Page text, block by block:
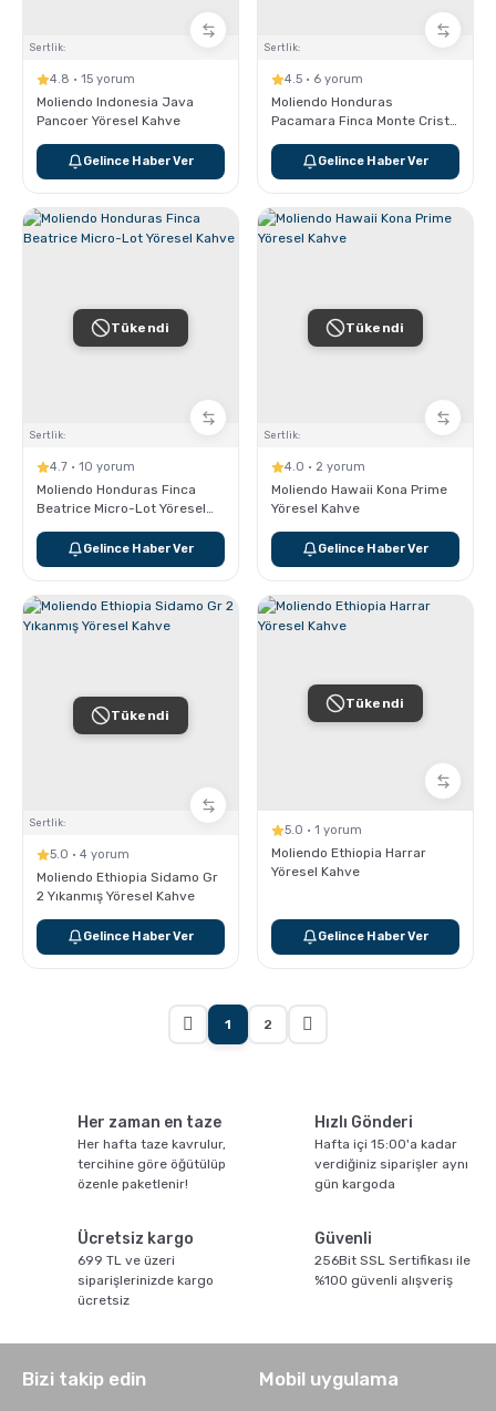
Sertlik:
4.8 · 15 yorum
Moliendo Indonesia Java
Pancoer Yöresel Kahve
Gelince Haber Ver
Sertlik:
4.5 · 6 yorum
Moliendo Honduras
Pacamara Finca Monte Cristo
Gelince Haber Ver
Tükendi
Sertlik:
4.7 · 10 yorum
Moliendo Honduras Finca
Beatrice Micro-Lot Yöresel
Gelince Haber Ver
Tükendi
Sertlik:
4.0 · 2 yorum
Moliendo Hawaii Kona Prime
Yöresel Kahve
Gelince Haber Ver
Tükendi
Sertlik:
5.0 · 4 yorum
Moliendo Ethiopia Sidamo Gr
2 Yıkanmış Yöresel Kahve
Gelince Haber Ver
Tükendi
5.0 · 1 yorum
Moliendo Ethiopia Harrar
Yöresel Kahve
Gelince Haber Ver
1 2
Her zaman en taze
Her hafta taze kavrulur,
tercihine göre öğütülüp
özenle paketlenir!
Hızlı Gönderi
Hafta içi 15:00'a kadar
verdiğiniz siparişler aynı
gün kargoda
Ücretsiz kargo
699 TL ve üzeri
siparişlerinizde kargo
ücretsiz
Güvenli
256Bit SSL Sertifikası ile
%100 güvenli alışveriş
Bizi takip edin Mobil uygulama